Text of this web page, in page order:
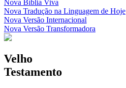
Nova Bíblia Viva
Nova Tradução na Linguagem de Hoje
Nova Versão Internacional
Nova Versão Transformadora
Velho
Testamento